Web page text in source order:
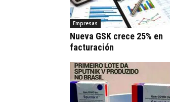
Empresas
Nueva GSK crece 25% en
facturación